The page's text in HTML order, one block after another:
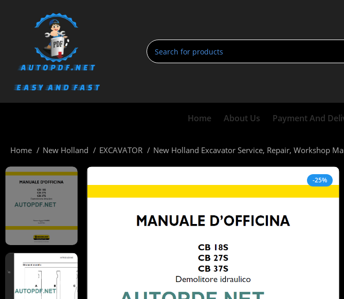
Home About Us Payment And
Home New Holland EXCAVATOR New Holland Excavator Service, Repair, Workshop
-25%